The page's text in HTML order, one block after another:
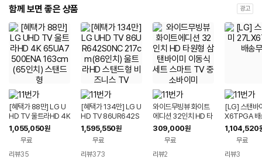
함께 보면 좋은 상품 광고
[혜택가 88만] LG U
HD TV 울트라HD 4K
65UA7500ENA 16
3cm(65인치) 스탠드
1,055,050원
무료
리뷰35
[혜택가 134만] LG U
HD TV 86UR642S
0NC 217cm(86인
치) 울트라HD 스탠드
형 비즈니스 TV
1,595,550원
무료
리뷰373
와이드무빙뷰 화이트
에디션 32인치 HD 타
원형 삼탠바이미 이동
식 세트 스마트 TV 중
소바이미
309,000원
무료
리뷰2
[LG] 스탠바
X6TPGA 배
1,104,520
무료
리뷰3